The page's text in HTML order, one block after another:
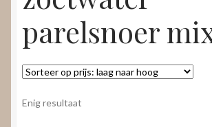
Contact
Nieuws
Video’s
parelsnoer
Enig resultaat